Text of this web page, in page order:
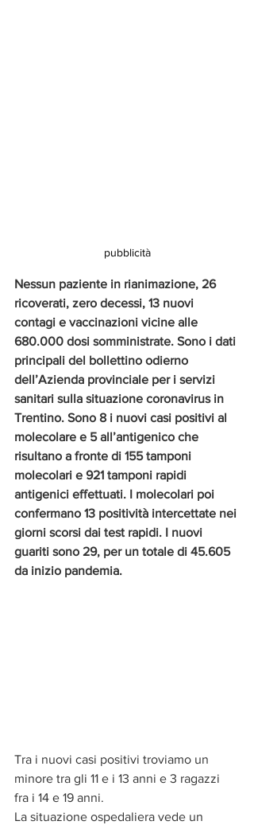
pubblicità
Nessun paziente in rianimazione, 26
ricoverati, zero decessi, 13 nuovi
contagi e vaccinazioni vicine alle
680.000 dosi somministrate. Sono i dati
principali del bollettino odierno
dell’Azienda provinciale per i servizi
sanitari sulla situazione coronavirus in
Trentino. Sono 8 i nuovi casi positivi al
molecolare e 5 all’antigenico che
risultano a fronte di 155 tamponi
molecolari e 921 tamponi rapidi
antigenici effettuati. I molecolari poi
confermano 13 positività intercettate nei
giorni scorsi dai test rapidi. I nuovi
guariti sono 29, per un totale di 45.605
da inizio pandemia.
Tra i nuovi casi positivi troviamo un
minore tra gli 11 e i 13 anni e 3 ragazzi
fra i 14 e 19 anni.
La situazione ospedaliera vede un